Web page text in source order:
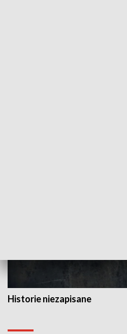
Historie niezapisane